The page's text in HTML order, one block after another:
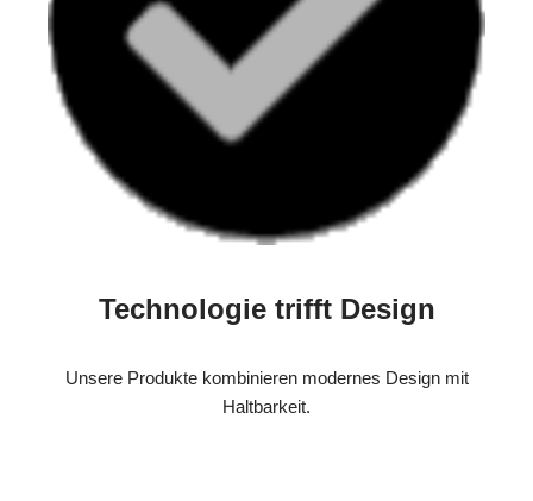
Technologie trifft Design
Unsere Produkte kombinieren modernes Design mit
Haltbarkeit.